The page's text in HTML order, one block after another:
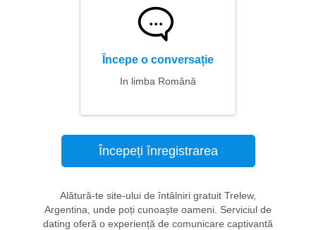
Începe o conversație
In limba Română
Începeți înregistrarea
Alătură-te site-ului de întâlniri gratuit Trelew,
Argentina, unde poți cunoaște oameni. Serviciul de
dating oferă o experiență de comunicare captivantă